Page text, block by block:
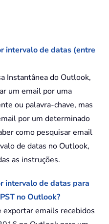
intervalo de datas (entre
Instantânea do Outlook,
um email por uma
ou palavra-chave, mas
por um determinado
como pesquisar email
de datas no Outlook,
as instruções.
intervalo de datas para
no Outlook?
exportar emails recebidos